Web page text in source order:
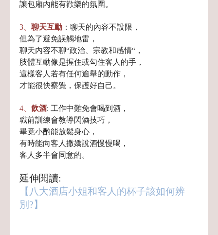
讓包廂內能有歡樂的氛圍。
3、 聊天互動 ：聊天的內容不設限，
但為了避免誤觸地雷，
聊天內容不聊“政治、宗教和感情“，
肢體互動像是握住或勾住客人的手，
這樣客人若有任何逾舉的動作，
才能很快察覺，保護好自己。
4、 飲酒: 工作中難免會喝到酒，
職前訓練會教導閃酒技巧，
畢竟小酌能放鬆身心，
有時能向客人撒嬌說酒慢慢喝，
客人多半會同意的。
延伸閱讀:
【八大酒店小姐和客人的杯子該如何辨
別?】